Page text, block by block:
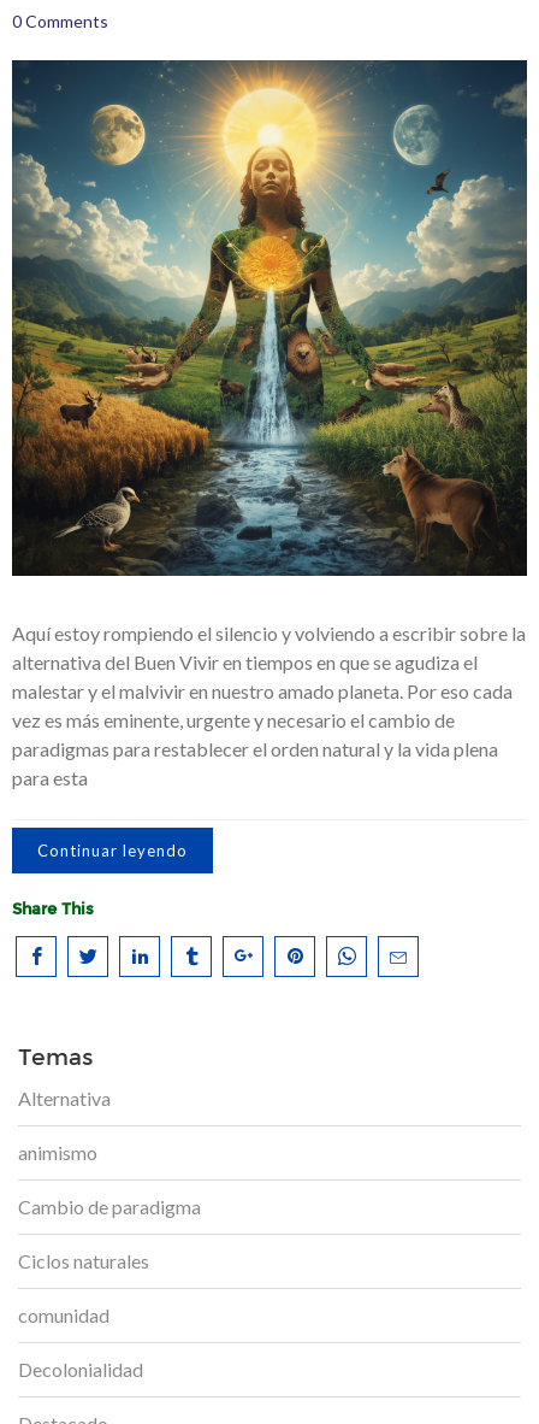
0 Comments
Aquí estoy rompiendo el silencio y volviendo a escribir sobre la
alternativa del Buen Vivir en tiempos en que se agudiza el
malestar y el malvivir en nuestro amado planeta. Por eso cada
vez es más eminente, urgente y necesario el cambio de
paradigmas para restablecer el orden natural y la vida plena
para esta
Continuar leyendo
Share This
Temas
Alternativa
animismo
Cambio de paradigma
Ciclos naturales
comunidad
Decolonialidad